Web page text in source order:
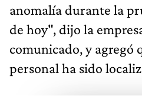
anomalía durante la
de hoy", dijo la
comunicado, y agregó
personal ha sido